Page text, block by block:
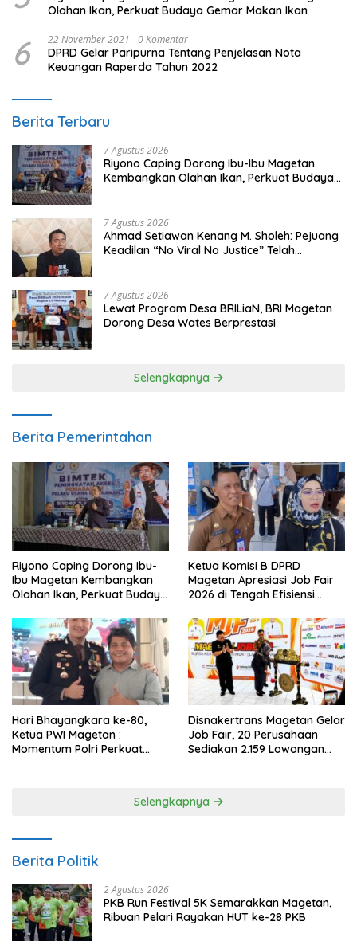
Olahan Ikan, Perkuat Budaya Gemar Makan Ikan
6 22 November 2021 0 Komentar
DPRD Gelar Paripurna Tentang Penjelasan Nota
Keuangan Raperda Tahun 2022
Berita Terbaru
7 Agustus 2026
Riyono Caping Dorong Ibu-Ibu Magetan
Kembangkan Olahan Ikan, Perkuat Budaya
7 Agustus 2026
Ahmad Setiawan Kenang M. Sholeh: Pejuang
Keadilan “No Viral No Justice” Telah
7 Agustus 2026
Lewat Program Desa BRILiaN, BRI Magetan
Dorong Desa Wates Berprestasi
Selengkapnya
Berita Pemerintahan
Riyono Caping Dorong Ibu-
Ibu Magetan Kembangkan
Olahan Ikan, Perkuat Budaya
Ketua Komisi B DPRD
Magetan Apresiasi Job Fair
2026 di Tengah Efisiensi
Hari Bhayangkara ke-80,
Ketua PWI Magetan :
Momentum Polri Perkuat
Disnakertrans Magetan Gelar
Job Fair, 20 Perusahaan
Sediakan 2.159 Lowongan
Selengkapnya
Berita Politik
2 Agustus 2026
PKB Run Festival 5K Semarakkan Magetan,
Ribuan Pelari Rayakan HUT ke-28 PKB